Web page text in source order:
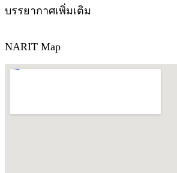
บรรยากาศเพิ่มเติม
NARIT Map